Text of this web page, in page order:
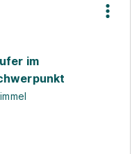
im